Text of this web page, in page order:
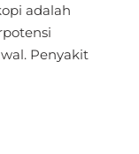
adalah
Penyakit